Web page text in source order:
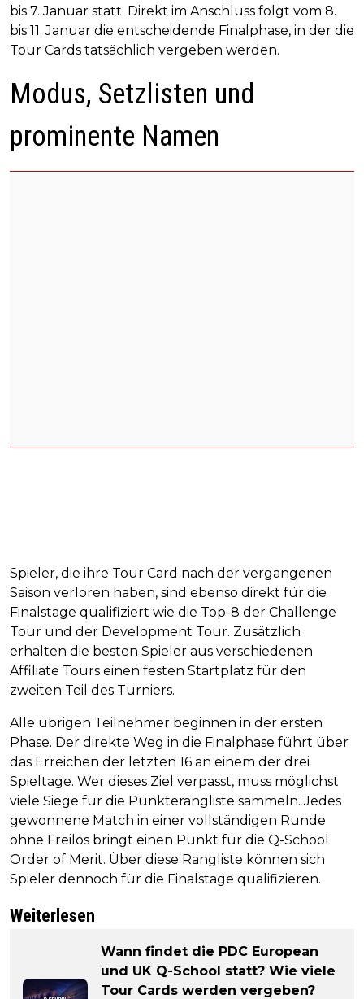
bis 7. Januar statt. Direkt im Anschluss folgt vom 8.
bis 11. Januar die entscheidende Finalphase, in der die
Tour Cards tatsächlich vergeben werden.
Modus, Setzlisten und
prominente Namen
Spieler, die ihre Tour Card nach der vergangenen
Saison verloren haben, sind ebenso direkt für die
Finalstage qualifiziert wie die Top-8 der Challenge
Tour und der Development Tour. Zusätzlich
erhalten die besten Spieler aus verschiedenen
Affiliate Tours einen festen Startplatz für den
zweiten Teil des Turniers.
Alle übrigen Teilnehmer beginnen in der ersten
Phase. Der direkte Weg in die Finalphase führt über
das Erreichen der letzten 16 an einem der drei
Spieltage. Wer dieses Ziel verpasst, muss möglichst
viele Siege für die Punkterangliste sammeln. Jedes
gewonnene Match in einer vollständigen Runde
ohne Freilos bringt einen Punkt für die Q-School
Order of Merit. Über diese Rangliste können sich
Spieler dennoch für die Finalstage qualifizieren.
Weiterlesen
Wann findet die PDC European
und UK Q-School statt? Wie viele
Tour Cards werden vergeben?